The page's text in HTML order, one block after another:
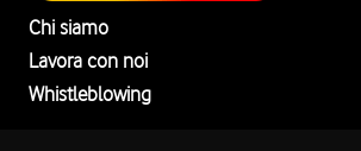
Chi siamo
Lavora con noi
Whistleblowing